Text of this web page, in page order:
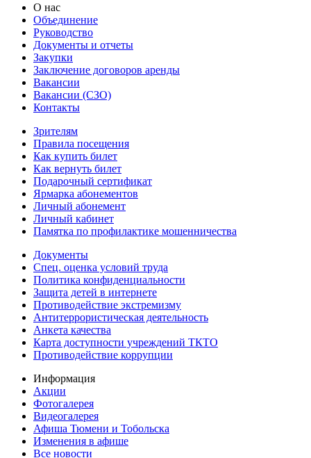
О нас
Объединение
Руководство
Документы и отчеты
Закупки
Заключение договоров аренды
Вакансии
Вакансии (СЗО)
Контакты
Зрителям
Правила посещения
Как купить билет
Как вернуть билет
Подарочный сертификат
Ярмарка абонементов
Личный абонемент
Личный кабинет
Памятка по профилактике мошенничества
Документы
Спец. оценка условий труда
Политика конфиденциальности
Защита детей в интернете
Противодействие экстремизму
Антитеррористическая деятельность
Анкета качества
Карта доступности учреждений ТКТО
Противодействие коррупции
Информация
Акции
Фотогалерея
Видеогалерея
Афиша Тюмени и Тобольска
Изменения в афише
Все новости